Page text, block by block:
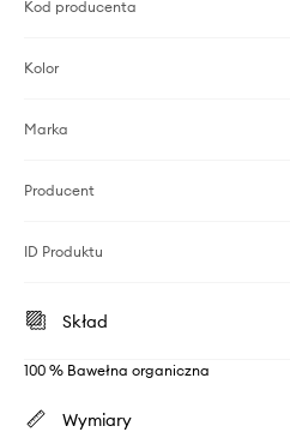
Kod producenta
Kolor
Marka
Producent
ID Produktu
Skład
100 % Bawełna organiczna
Wymiary